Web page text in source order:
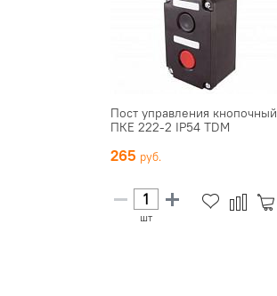
Пост управления кнопочный
ПКЕ 222-2 IP54 TDM
265
шт